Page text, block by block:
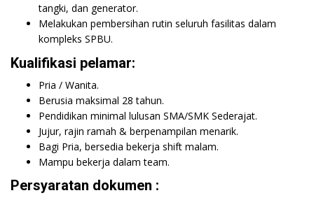
tangki, dan generator.
Melakukan pembersihan rutin seluruh fasilitas dalam
kompleks SPBU.
Kualifikasi pelamar:
Pria / Wanita.
Berusia maksimal 28 tahun.
Pendidikan minimal lulusan SMA/SMK Sederajat.
Jujur, rajin ramah & berpenampilan menarik.
Bagi Pria, bersedia bekerja shift malam.
Mampu bekerja dalam team.
Persyaratan dokumen :